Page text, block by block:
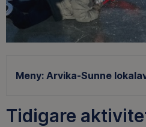
Meny: Arvika-Sunne
Tidigare